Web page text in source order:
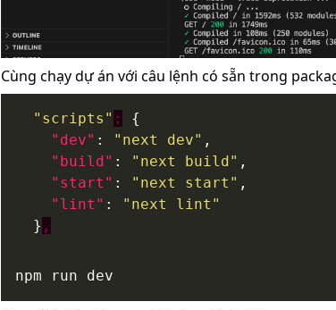
Cùng chạy dự án với câu lệnh có sẵn trong
"scripts" :
"dev" : "next dev"
"build" : "next build"
"start" : "next start"
"lint" :
"next lint"
  }
,